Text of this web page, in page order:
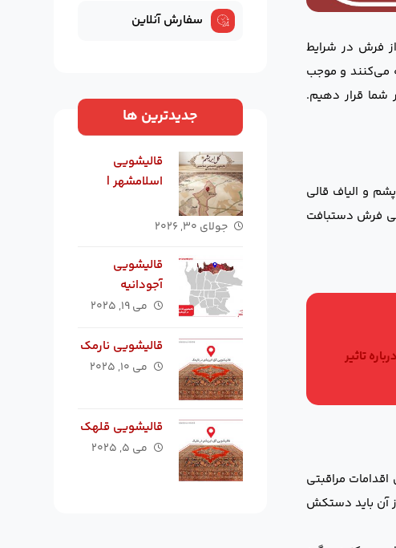
فرش در شرایط
می‌کنند و موجب
قرار دهیم.
و الیاف قالی
فرش دستبافت
تاثیر
مراقبتی
آن باید دستکش
سفارش آنلاین
جدیدترین ها
قالیشویی
اسلامشهر |
قالیشویی در
جولای ۳۰, ۲۰۲۶
قالیشویی
آجودانیه
می ۱۹, ۲۰۲۵
قالیشویی نارمک
می ۱۰, ۲۰۲۵
قالیشویی قلهک
می ۵, ۲۰۲۵